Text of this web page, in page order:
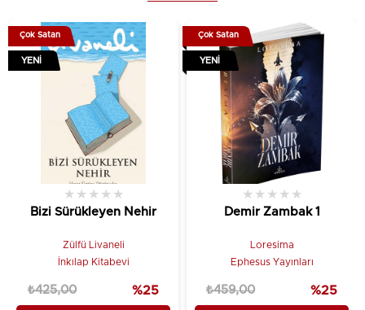
Kağıt Cinsi: 2. Hamur Kitap Kağıdı
Müptela Ajans
Dizgi & Mizanpaj:Müptela Ajans
Kapak Tasarımı:Müptela Ajans
Sayfa Sayısı: 210
Yayın Dili: Türkçe
Bizi Sürükleyen Nehir
★ ★ ★ ★ ★
Zülfü Livaneli
İnkılap Kitabevi
₺425,00 %25
Çok Satan
YENI
Demir Zambak 1
★ ★ ★ ★ ★
Loresima
Ephesus Yayınları
₺459,00 %25
Çok Satan
YENI